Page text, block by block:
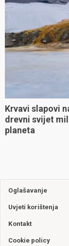
Krvavi slapovi
drevni svijet
planeta
Oglašavanje
Uvjeti korištenja
Kontakt
Cookie policy